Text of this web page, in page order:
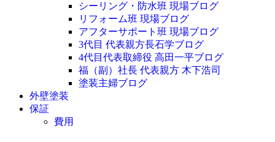
シーリング・防水班 現場ブログ
リフォーム班 現場ブログ
アフターサポート班 現場ブログ
3代目 代表親方長石学ブログ
4代目代表取締役 高田一平ブログ
福（副）社長 代表親方 木下浩司
塗装主婦ブログ
外壁塗装
保証
費用